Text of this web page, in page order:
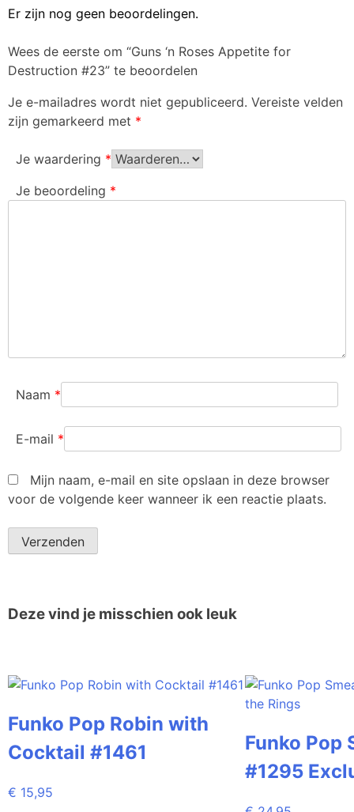
Er zijn nog geen beoordelingen.
Wees de eerste om “Guns ‘n Roses Appetite for
Destruction #23” te beoordelen
Je e-mailadres wordt niet gepubliceerd. Vereiste velden
zijn gemarkeerd met *
Je waardering *
Je beoordeling *
Naam *
E-mail *
Mijn naam, e-mail en site opslaan in deze browser
voor de volgende keer wanneer ik een reactie plaats.
Deze vind je misschien ook leuk
Funko Pop Robin with
Cocktail #1461
€ 15,95
Funko Pop
#1295